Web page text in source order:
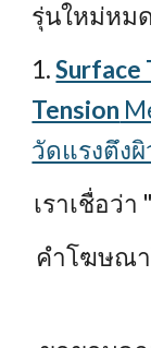
รุ่นใหม่หม
1.Surface
Tension
วัดแรงตึงผิ
เราเชื่อว่
คำโฆษณา